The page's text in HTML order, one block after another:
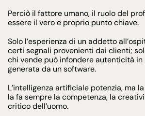
Perciò il fattore umano, il ruolo del
essere il vero e proprio punto chiave.
Solo l’esperienza di un addetto
certi segnali provenienti dai clienti;
chi vende può infondere autenticità in
generata da un software.
L’intelligenza artificiale potenzia, ma
la fa sempre la competenza, la
critico dell’uomo.